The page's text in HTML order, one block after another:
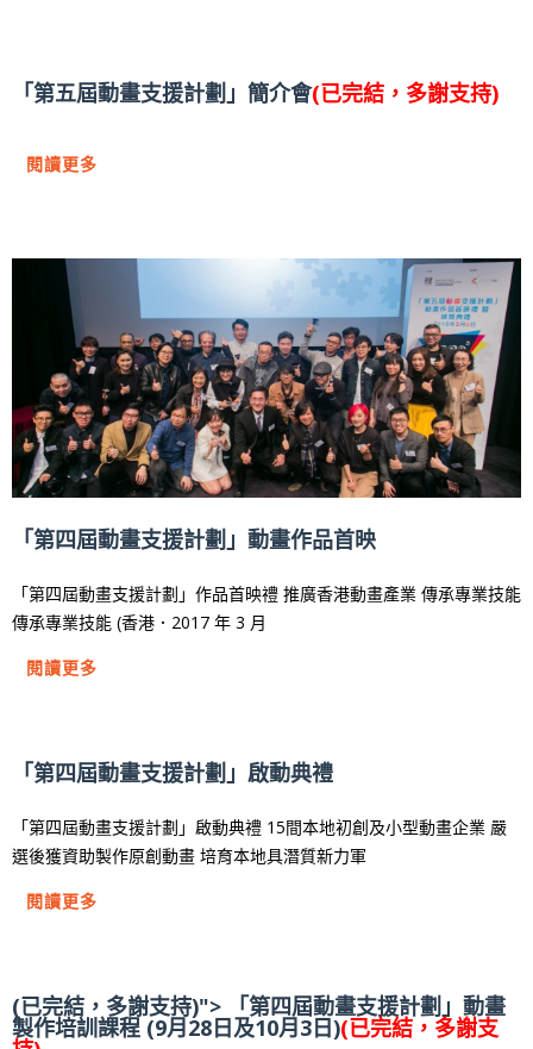
「第五屆動畫支援計劃」簡介會(已完結，多謝支持)
閱讀更多
「第四屆動畫支援計劃」動畫作品首映
「第四屆動畫支援計劃」作品首映禮 推廣香港動畫產業 傳承專業技能
傳承專業技能 (香港．2017 年 3 月
閱讀更多
「第四屆動畫支援計劃」啟動典禮
「第四屆動畫支援計劃」啟動典禮 15間本地初創及小型動畫企業 嚴
選後獲資助製作原創動畫 培育本地具潛質新力軍
閱讀更多
(已完結，多謝支持)"> 「第四屆動畫支援計劃」動畫
製作培訓課程 (9月28日及10月3日)(已完結，多謝支